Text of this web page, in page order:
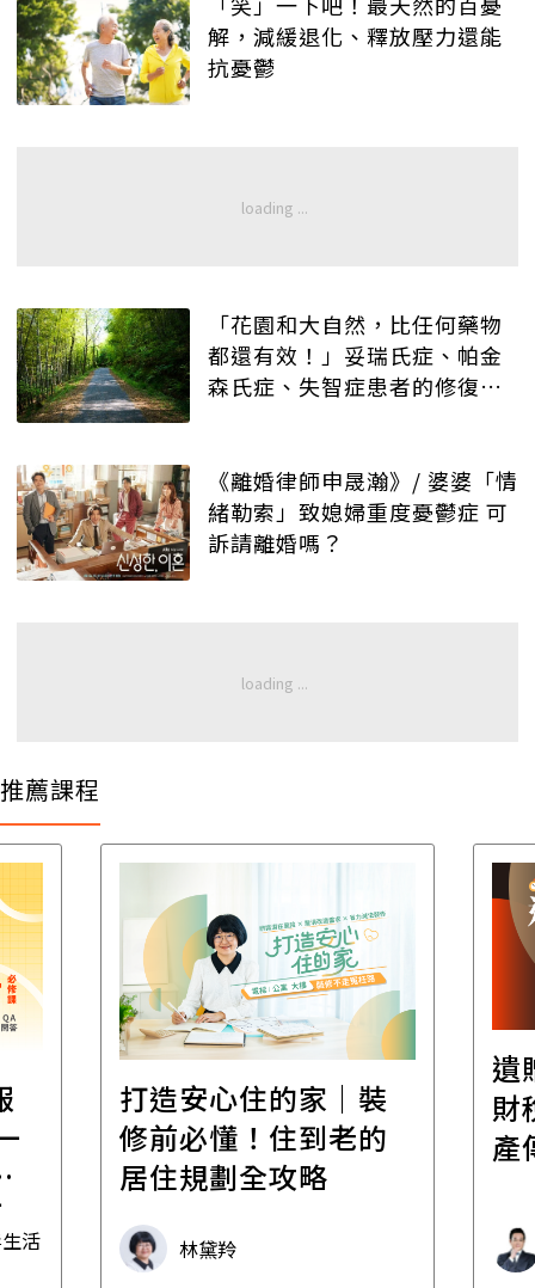
解，減緩退化、釋放壓力還能
抗憂鬱
「花園和大自然，比任何藥物
都還有效！」妥瑞氏症、帕金
森氏症、失智症患者的修復與
《離婚律師申晟瀚》/ 婆婆「情
緒勒索」致媳婦重度憂鬱症 可
訴請離婚嗎？
推薦課程
活
打造安心住的家｜裝
修前必懂！住到老的
居住規劃全攻略
林黛羚
遺
財
產